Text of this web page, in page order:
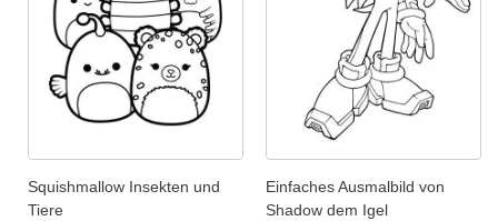
Squishmallow Insekten und
Tiere
Einfaches Ausmalbild von
Shadow dem Igel